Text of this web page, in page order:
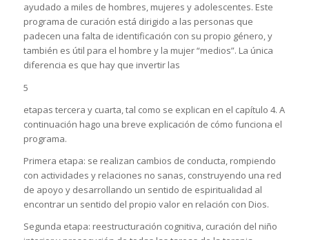
ayudado a miles de hombres, mujeres y adolescentes. Este
programa de curación está dirigido a las personas que
padecen una falta de identificación con su propio género, y
también es útil para el hombre y la mujer “medios”. La única
diferencia es que hay que invertir las
5
etapas tercera y cuarta, tal como se explican en el capítulo 4. A
continuación hago una breve explicación de cómo funciona el
programa.
Primera etapa: se realizan cambios de conducta, rompiendo
con actividades y relaciones no sanas, construyendo una red
de apoyo y desarrollando un sentido de espiritualidad al
encontrar un sentido del propio valor en relación con Dios.
Segunda etapa: reestructuración cognitiva, curación del niño